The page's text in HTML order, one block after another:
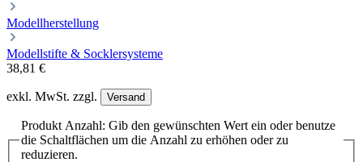
Modellherstellung
Modellstifte & Socklersysteme
38,81 €
exkl. MwSt. zzgl. Versand
Produkt Anzahl: Gib den gewünschten Wert ein oder benutze
die Schaltflächen um die Anzahl zu erhöhen oder zu
reduzieren.